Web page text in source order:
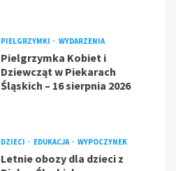
PIELGRZYMKI WYDARZENIA
Pielgrzymka Kobiet i
Dziewcząt w Piekarach
Śląskich – 16 sierpnia 2026
DZIECI EDUKACJA WYPOCZYNEK
Letnie obozy dla dzieci z